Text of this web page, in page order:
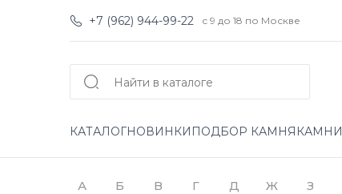
+7 (962) 944-99-22 с 9 до 18 по Москве
КАТАЛОГНОВИНКИ ПОДБОР КАМНЯ КАМНИ
А Б В Г Д Ж З